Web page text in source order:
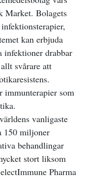
Market. Bolagets
kan erbjuda
drabbar
svårare att
immunterapier som
vanligaste
150 miljoner
behandlingar
stort liksom
Pharma